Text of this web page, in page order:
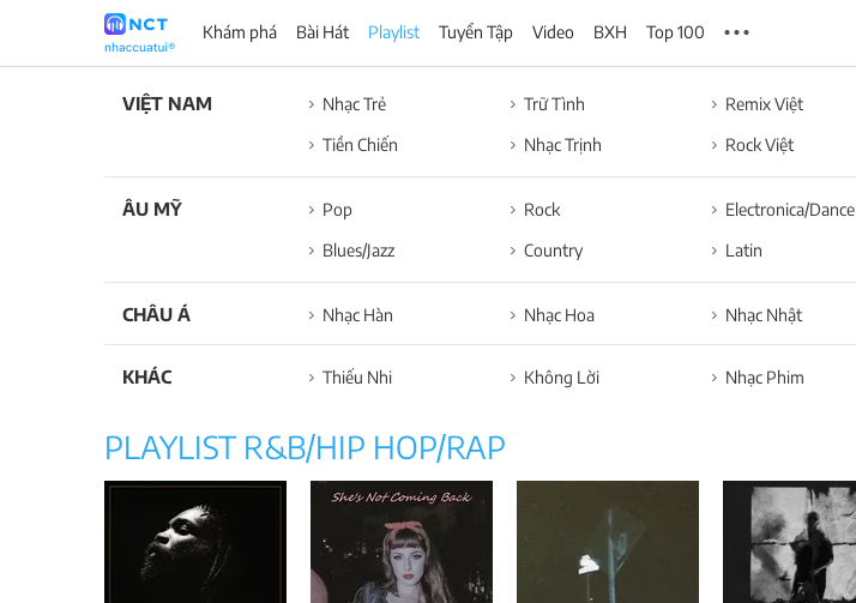
Khám phá Bài Hát Playlist Tuyển Tập Video BXH Top 100
VIỆT NAM Nhạc Trẻ Trữ Tình Remix Việt
Tiền Chiến
Nhạc Trịnh Rock Việt
ÂU MỸ Pop Rock Electronica/Dance
Blues/Jazz
Country Latin
CHÂU Á Nhạc Hàn Nhạc Hoa Nhạc Nhật
KHÁC Thiếu Nhi Không Lời Nhạc Phim
PLAYLIST R&B/HIP HOP/RAP